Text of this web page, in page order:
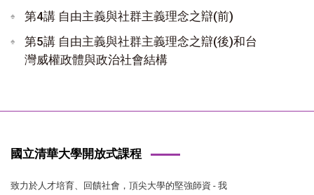
第4講 自由主義與社群主義理念之辯(前)
第5講 自由主義與社群主義理念之辯(後)和台
灣威權政體與政治社會結構
國立清華大學開放式課程
致力於人才培育、回饋社會，頂尖大學的堅強師資 - 我